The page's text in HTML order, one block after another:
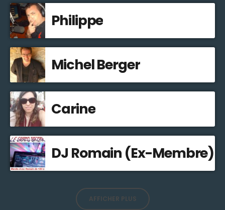
Philippe
Michel Berger
Carine
DJ Romain (Ex-Membre)
AFFICHER PLUS